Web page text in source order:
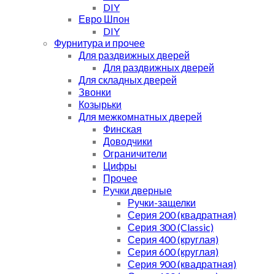
DIY
Евро Шпон
DIY
Фурнитура и прочее
Для раздвижных дверей
Для раздвижных дверей
Для складных дверей
Звонки
Козырьки
Для межкомнатных дверей
Финская
Доводчики
Ограничители
Цифры
Прочее
Ручки дверные
Ручки-защелки
Серия 200 (квадратная)
Серия 300 (Classic)
Серия 400 (круглая)
Серия 600 (круглая)
Серия 900 (квадратная)